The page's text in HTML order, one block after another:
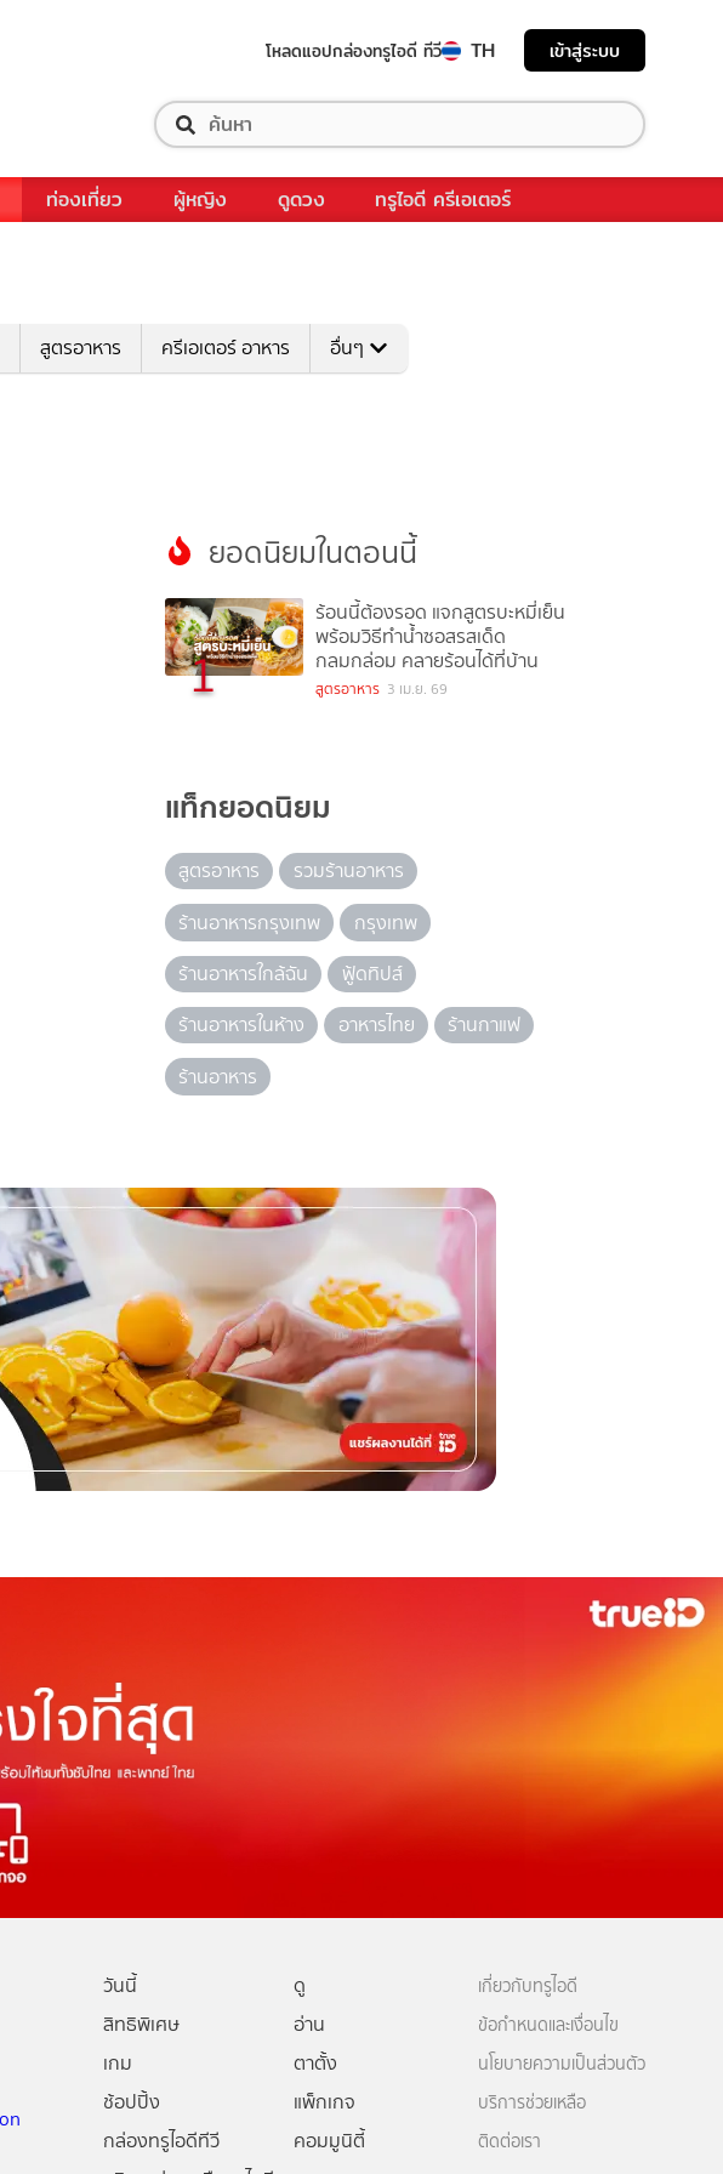
โหลดแอปกล่องทรูไอดี ทีวี TH เข้าสู่ระบบ
ท่องเที่ยว ผู้หญิง ดูดวง ทรูไอดี ครีเอเตอร์
สูตรอาหาร ครีเอเตอร์ อาหาร อื่นๆ
ยอดนิยมในตอนนี้
1
ร้อนนี้ต้องรอด แจกสูตรบะหมี่เย็น
พร้อมวิธีทำน้ำซอสรสเด็ด
กลมกล่อม คลายร้อนได้ที่บ้าน
สูตรอาหาร 3 เม.ย. 69
แท็กยอดนิยม
สูตรอาหาร
รวมร้านอาหาร
ร้านอาหารกรุงเทพ
กรุงเทพ
ร้านอาหารใกล้ฉัน
ฟู้ดทิปส์
ร้านอาหารในห้าง
อาหารไทย
ร้านกาแฟ
ร้านอาหาร
วันนี้
ดู
สิทธิพิเศษ
อ่าน
เกม
ตาตั้ง
ช้อปปิ้ง
แพ็กเกจ
กล่องทรูไอดีทีวี
คอมมูนิตี้
เกี่ยวกับทรูไอดี
ข้อกำหนดและเงื่อนไข
นโยบายความเป็นส่วนตัว
บริการช่วยเหลือ
ติดต่อเรา